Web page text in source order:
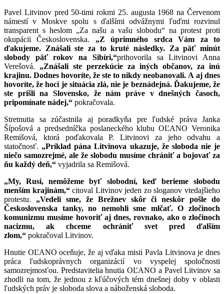
Pavel Litvinov pred 50-timi rokmi 25. augusta 1968 na Červenom
námestí v Moskve spolu s ďalšími odvážnymi ľuďmi rozvinul
transparent s heslom „Za našu a vašu slobodu“ na protest proti
okupácii Československa. „Z úprimného srdca Vám za to
ďakujeme. Znášali ste za to kruté následky. Za päť minút
slobody päť rokov na Sibíri,“prihovorila sa Litvinovi Anna
Verešová. „Znášali ste perzekúcie za iných občanov, za inú
krajinu. Dodnes hovoríte, že ste to nikdy neobanovali. A aj dnes
hovoríte, že hoci je situácia zlá, nie je beznádejná. Ďakujeme, že
ste prišli na Slovensko, že nám práve v dnešných časoch,
pripomínate nádej,“ pokračovala.
Stretnutia sa zúčastnila aj poradkyňa pre ľudské práva Janka
Šípošová a predsedníčka poslaneckého klubu OĽANO Veronika
Remišová, ktorá poďakovala P. Litvinovi za jeho odvahu a
statočnosť. „Príklad pána Litvinova ukazuje, že sloboda nie je
niečo samozrejmé, ale že slobodu musíme chrániť a bojovať za
ňu každý deň,“ vyjadrila sa Remišová.
„My, Rusi, nemôžeme byť slobodní, keď berieme slobodu
menším krajinám,“citoval Litvinov jeden zo sloganov vtedajšieho
protestu. „Vedeli sme, že Brežnev skôr či neskôr pošle do
Československa tanky, no nemohli sme mlčať. O zločinoch
komunizmu musíme hovoriť aj dnes, rovnako, ako o zločinoch
nacizmu, ak chceme ochrániť svet pred ďalším
zlom,“ pokračoval Litvinov.
Hnutie OĽANO oceňuje, že aj vďaka misii Pavla Litvinova je dnes
práca ľudskoprávnych organizácií vo vyspelej spoločnosti
samozrejmosťou. Predstavitelia hnutia OĽANO a Pavel Litvinov sa
zhodli na tom, že jednou z kľúčových tém dnešnej doby v oblasti
ľudských práv je sloboda slova a náboženská sloboda.